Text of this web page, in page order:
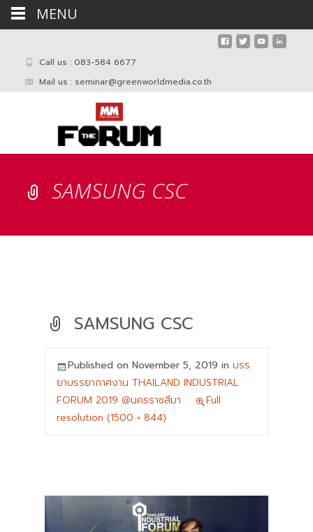
Call us : 083-584 6677
Mail us : seminar@greenworldmedia.co.th
SAMSUNG CSC
SAMSUNG CSC
Published on November 5, 2019 in บรร
ยาบรรยากาศงาน THAILAND INDUSTRIAL
FORUM 2019 @นครราชสีมา
Full
resolution (1500 × 844)
MENU